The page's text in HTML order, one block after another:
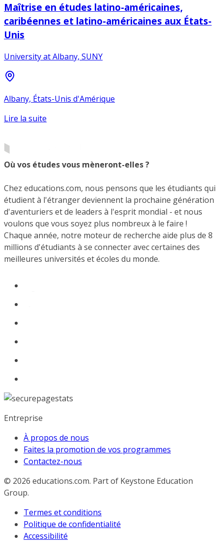
Maîtrise en études latino-américaines,
caribéennes et latino-américaines aux États-
Unis
University at Albany, SUNY
Albany, États-Unis d'Amérique
Lire la suite
Où vos études vous mèneront-elles ?
Chez educations.com, nous pensons que les étudiants qui
étudient à l'étranger deviennent la prochaine génération
d'aventuriers et de leaders à l'esprit mondial - et nous
voulons que vous soyez plus nombreux à le faire !
Chaque année, notre moteur de recherche aide plus de 8
millions d'étudiants à se connecter avec certaines des
meilleures universités et écoles du monde.
Entreprise
À propos de nous
Faites la promotion de vos programmes
Contactez-nous
© 2026 educations.com. Part of Keystone Education
Group.
Termes et conditions
Politique de confidentialité
Accessibilité